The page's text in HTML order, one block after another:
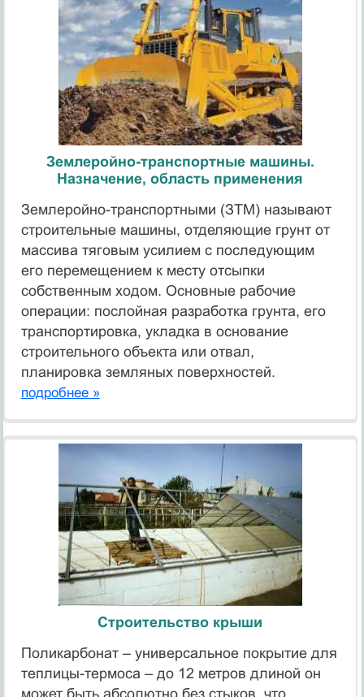
Землеройно-транспортные машины.
Назначение, область применения
Землеройно-транспортными (ЗТМ) называют
строительные машины, отделяющие грунт от
массива тяговым усилием с последующим
его перемещением к месту отсыпки
собственным ходом. Основные рабочие
операции: послойная разработка грунта, его
транспортировка, укладка в основание
строительного объекта или отвал,
планировка земляных поверхностей.
подробнее »
Строительство крыши
Поликарбонат – универсальное покрытие для
теплицы-термоса – до 12 метров длиной он